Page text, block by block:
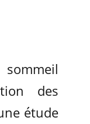
des
étude